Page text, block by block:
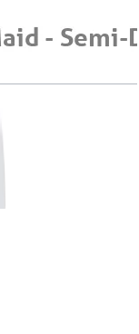
Detached